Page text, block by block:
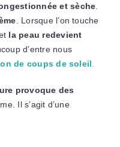
et sèche
. Lorsque l’on touche
la peau redevient
d’entre nous
de coups de soleil
provoque des
Il s’agit d’une